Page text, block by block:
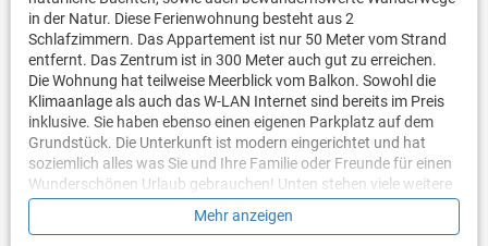
in der Natur. Diese Ferienwohnung besteht aus 2
Schlafzimmern. Das Appartement ist nur 50 Meter vom Strand
entfernt. Das Zentrum ist in 300 Meter auch gut zu erreichen.
Die Wohnung hat teilweise Meerblick vom Balkon. Sowohl die
Klimaanlage als auch das W-LAN Internet sind bereits im Preis
inklusive. Sie haben ebenso einen eigenen Parkplatz auf dem
Grundstück. Die Unterkunft ist modern eingerichtet und hat
soziemlich alles was Sie und Ihre Familie oder Freunde für einen
Wunderschönen Urlaub gebrauchen! Unten stehen viele weitere
Besonderheiten, die Ihren Urlaub entspannend und angenehmen
Mehr anzeigen